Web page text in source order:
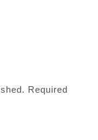
Required